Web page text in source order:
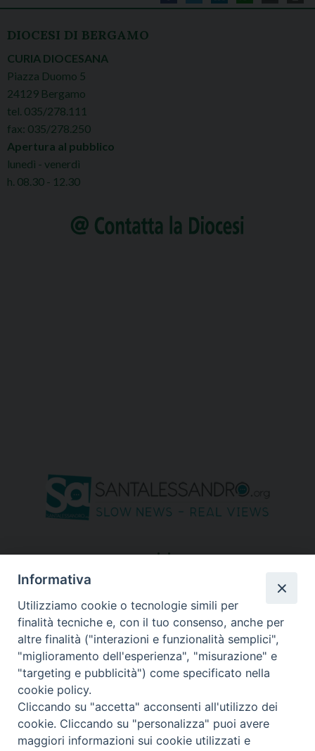
DIOCESI DI BERGAMO
CURIA DIOCESANA
Piazza Duomo 5
24129 Bergamo
tel. 035/278.111
fax: 035/278.250
Apertura al pubblico
lunedì - venerdì
h. 08.30 - 12.30
seguici su
Informativa
Utilizziamo cookie o tecnologie simili per
finalità tecniche e, con il tuo consenso, anche per
altre finalità ("interazioni e funzionalità semplici",
"miglioramento dell'esperienza", "misurazione" e
"targeting e pubblicità") come specificato nella
cookie policy.
Cliccando su "accetta" acconsenti all'utilizzo dei
cookie. Cliccando su "personalizza" puoi avere
maggiori informazioni sui cookie utilizzati e